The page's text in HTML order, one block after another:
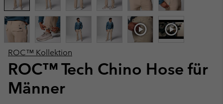
ROC™ Kollektion
ROC™ Tech Chino Hose für
Männer